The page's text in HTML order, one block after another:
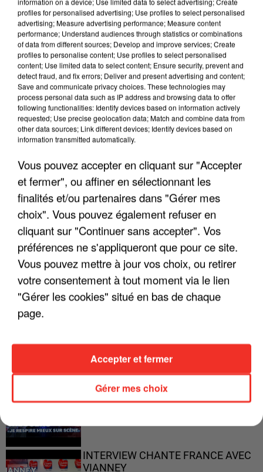
LES INTERVIEWS CHANTE
FRANCE
Voir plus
"JE SUIS À DISPOSITION DES
"ON A TOUS LE TRAC"
"ON N'EST PAS DES PARENTS
"JE RESPIRE MIEUX SUR SCÈNE" -
CALOGERO
INTERVIEW CHANTE FRANCE AVEC
VIANNEY
profiles for personalised advertising; Use profiles to select personalised
advertising; Measure advertising performance; Measure content
performance; Understand audiences through statistics or combinations
of data from different sources; Develop and improve services; Create
profiles to personalise content; Use profiles to select personalised
content; Use limited data to select content; Ensure security, prevent and
detect fraud, and fix errors; Deliver and present advertising and content;
Save and communicate privacy choices. These technologies may
process personal data such as IP address and browsing data to offer
following functionalities: Identify devices based on information actively
requested; Use precise geolocation data; Match and combine data from
other data sources; Link different devices; Identify devices based on
information transmitted automatically.
Vous pouvez accepter en cliquant sur "Accepter
et fermer", ou affiner en sélectionnant les
finalités et/ou partenaires dans "Gérer mes
choix". Vous pouvez également refuser en
cliquant sur "Continuer sans accepter". Vos
préférences ne s'appliqueront que pour ce site.
Vous pouvez mettre à jour vos choix, ou retirer
votre consentement à tout moment via le lien
"Gérer les cookies" situé en bas de chaque
page.
Gérer mes choix
Accepter et fermer